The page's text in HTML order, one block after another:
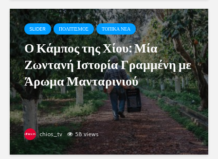
SLIDER ΠΟΛΙΤΙΣΜΟΣ ΤΟΠΙΚΑ ΝΕΑ
Ο Κάμπος της Χίου: Μία
Ζωντανή Ιστορία Γραμμένη με
Άρωμα Μανταρινιού
chios_tv 58 views